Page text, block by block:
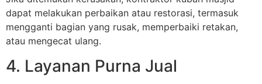
dapat melakukan perbaikan atau restorasi, termasuk
mengganti bagian yang rusak, memperbaiki retakan,
atau mengecat ulang.
4. Layanan Purna Jual